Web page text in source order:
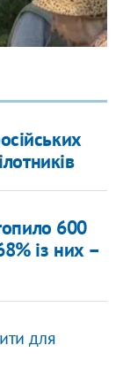
600
із них –
для